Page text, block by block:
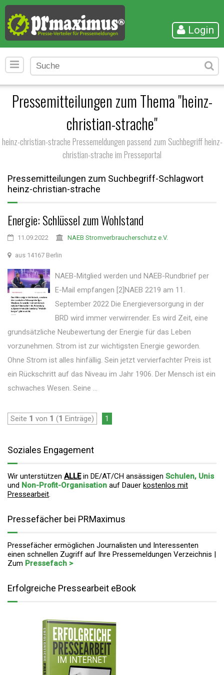
Login
Pressemitteilungen zum Thema "heinz-
christian-strache"
heinz-christian-strache Pressemeldungen passend zum Suchbegriff heinz-
christian-strache im Presseportal
Pressemitteilungen zum Suchbegriff-Schlagwort
heinz-christian-strache
Energie: Schlüssel zum Wohlstand
11.09.2022 NAEB Stromverbraucherschutz e.V.
aus 14167 Berlin
NAEB-Mitglied werden und NAEB-Rundbrief per
E-Mail empfangen [2]NAEB 2219 am 11.
September 2022 Die Energieversorgung in der
BRD wird immer verwirrender. Es wird Zeit, eine
grundsätzliche Neubewertung der Energie für das Leben
vorzunehmen. Strom ist zur wichtigsten Energie geworden.
Ohne Strom ist alles hinfällig. Sein jetzt vervierfachter Preis ist
ein Rückschritt auf das Niveau im Jahr 1906. Der Mensch ist ein
schwaches Wesen. Seine ...
Seite 1 von 1 (1 Einträge) 1
Soziales Engagement
Wir unterstützen ALLEin DE/AT/CH ansässigen Schulen, Unis
und Non-Profit-Organisation auf Dauer kostenlos mit
Pressearbeit.
Pressefächer bei PRMaximus
Pressefächer ermöglichen Journalisten und Interessenten
einen schnellen Zugriff auf Ihre Pressemeldungen Verzeichnis |
Zum Pressefach >
Erfolgreiche Pressearbeit eBook